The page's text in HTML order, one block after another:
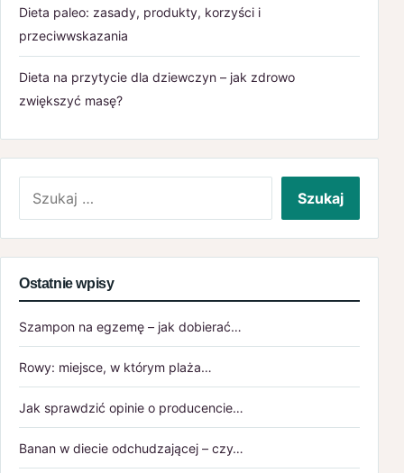
Dieta paleo: zasady, produkty, korzyści i
przeciwwskazania
Dieta na przytycie dla dziewczyn – jak zdrowo
zwiększyć masę?
Ostatnie wpisy
Szampon na egzemę – jak dobierać…
Rowy: miejsce, w którym plaża…
Jak sprawdzić opinie o producencie…
Banan w diecie odchudzającej – czy…